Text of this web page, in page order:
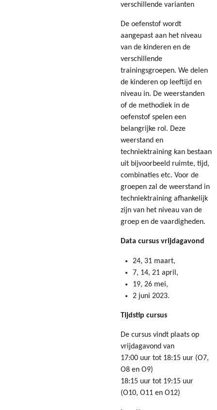
verschillende varianten
De oefenstof wordt
aangepast aan het niveau
van de kinderen en de
verschillende
trainingsgroepen. We delen
de kinderen op leeftijd en
niveau in. De weerstanden
of de methodiek in de
oefenstof spelen een
belangrijke rol. Deze
weerstand en
techniektraining kan bestaan
uit bijvoorbeeld ruimte, tijd,
combinaties etc. Voor de
groepen zal de weerstand in
techniektraining afhankelijk
zijn van het niveau van de
groep en de vaardigheden.
Data cursus vrijdagavond
24, 31 maart,
7, 14, 21 april,
19, 26 mei,
2 juni 2023.
Tijdstip cursus
De cursus vindt plaats op
vrijdagavond van
17:00 uur tot 18:15 uur (O7,
O8 en O9)
18:15 uur tot 19:15 uur
(O10, O11 en O12)